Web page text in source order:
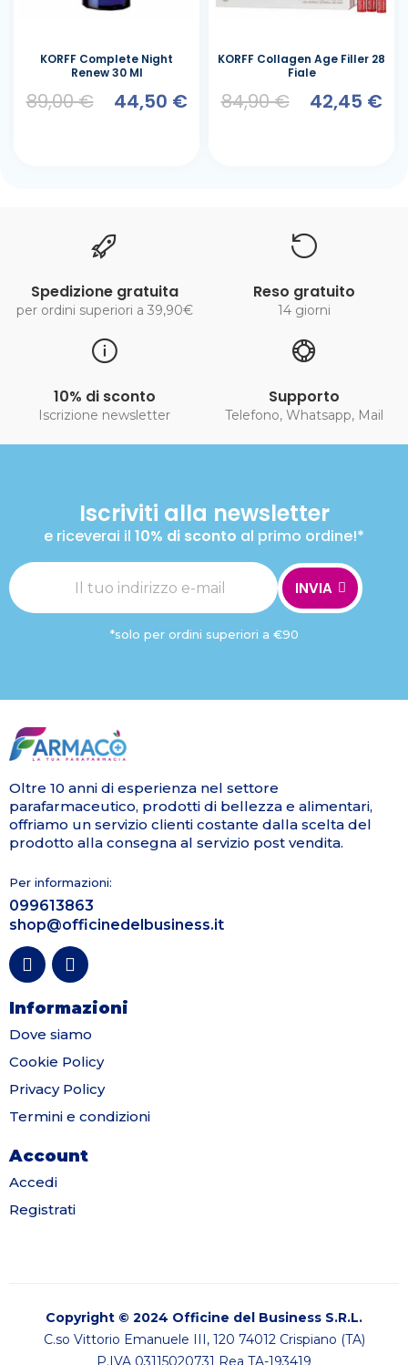
KORFF Complete Night
Renew 30 Ml
89,00 € 44,50 €
KORFF Collagen Age Filler 28
Fiale
84,90 € 42,45 €
Spedizione gratuita
per ordini superiori a 39,90€
Reso gratuito
14 giorni
10% di sconto
Iscrizione newsletter
Supporto
Telefono, Whatsapp, Mail
Iscriviti alla newsletter
e riceverai il 10% di sconto al primo ordine!*
INVIA
*solo per ordini superiori a €90
Oltre 10 anni di esperienza nel settore
parafarmaceutico, prodotti di bellezza e alimentari,
offriamo un servizio clienti costante dalla scelta del
prodotto alla consegna al servizio post vendita.
Per informazioni:
099613863
shop@officinedelbusiness.it
Informazioni
Dove siamo
Cookie Policy
Privacy Policy
Termini e condizioni
Account
Accedi
Registrati
Copyright © 2024 Officine del Business S.R.L.
C.so Vittorio Emanuele III, 120 74012 Crispiano (TA)
P.IVA 03115020731 Rea TA-193419